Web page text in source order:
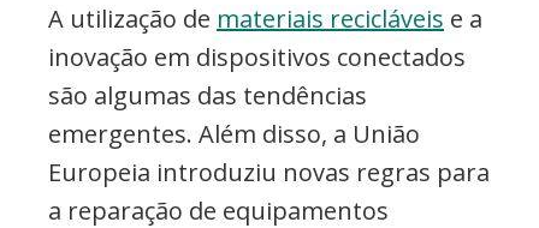
A utilização de materiais recicláveis e a
inovação em dispositivos conectados
são algumas das tendências
emergentes. Além disso, a União
Europeia introduziu novas regras para
a reparação de equipamentos